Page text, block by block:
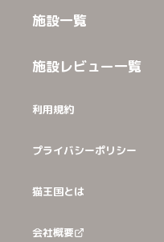
施設一覧
施設レビュー一覧
利用規約
プライバシーポリシー
猫王国とは
会社概要